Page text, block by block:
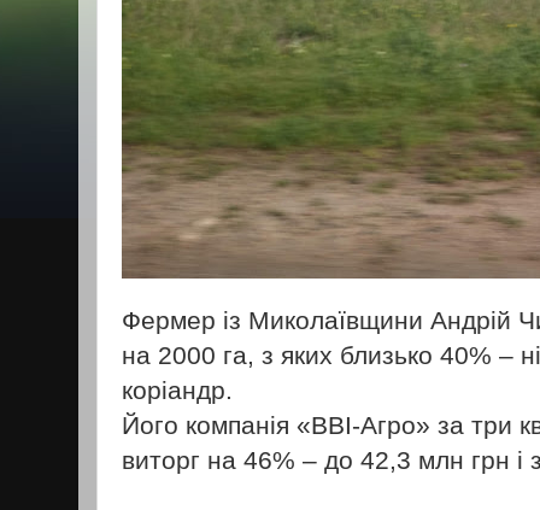
Фермер із Миколаївщини Андрій
на 2000 га, з яких близько 40% –
коріандр.
Його компанія «ВВІ-Агро» за три
виторг на 46% – до 42,3 млн грн